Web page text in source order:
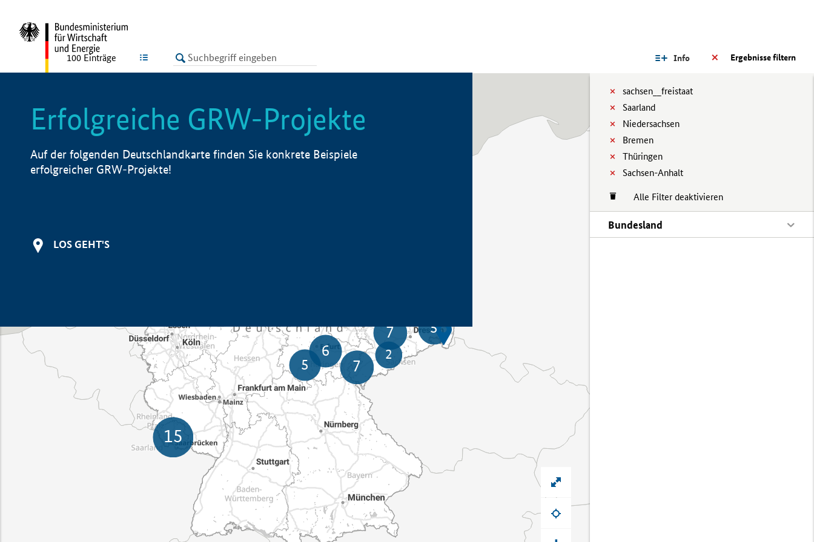
LISTE Ergebnisse filtern
Info
sachsen__freistaat
Saarland
Niedersachsen
Bremen
Thüringen
Sachsen-Anhalt
Alle Filter deaktivieren
Bundesland
100 Einträge
Erfolgreiche GRW-Projekte
Auf der folgenden Deutschlandkarte finden Sie konkrete Beispiele
erfolgreicher GRW-Projekte!
LOS GEHT'S